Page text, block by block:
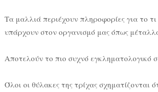
Τα μαλλιά περιέχουν πληροφορίες για το τι
υπάρχουν στον οργανισμό μας όπως
Αποτελούν το πιο συχνό εγκληματολογικό
Όλοι οι θύλακες της τρίχας σχηματίζονται